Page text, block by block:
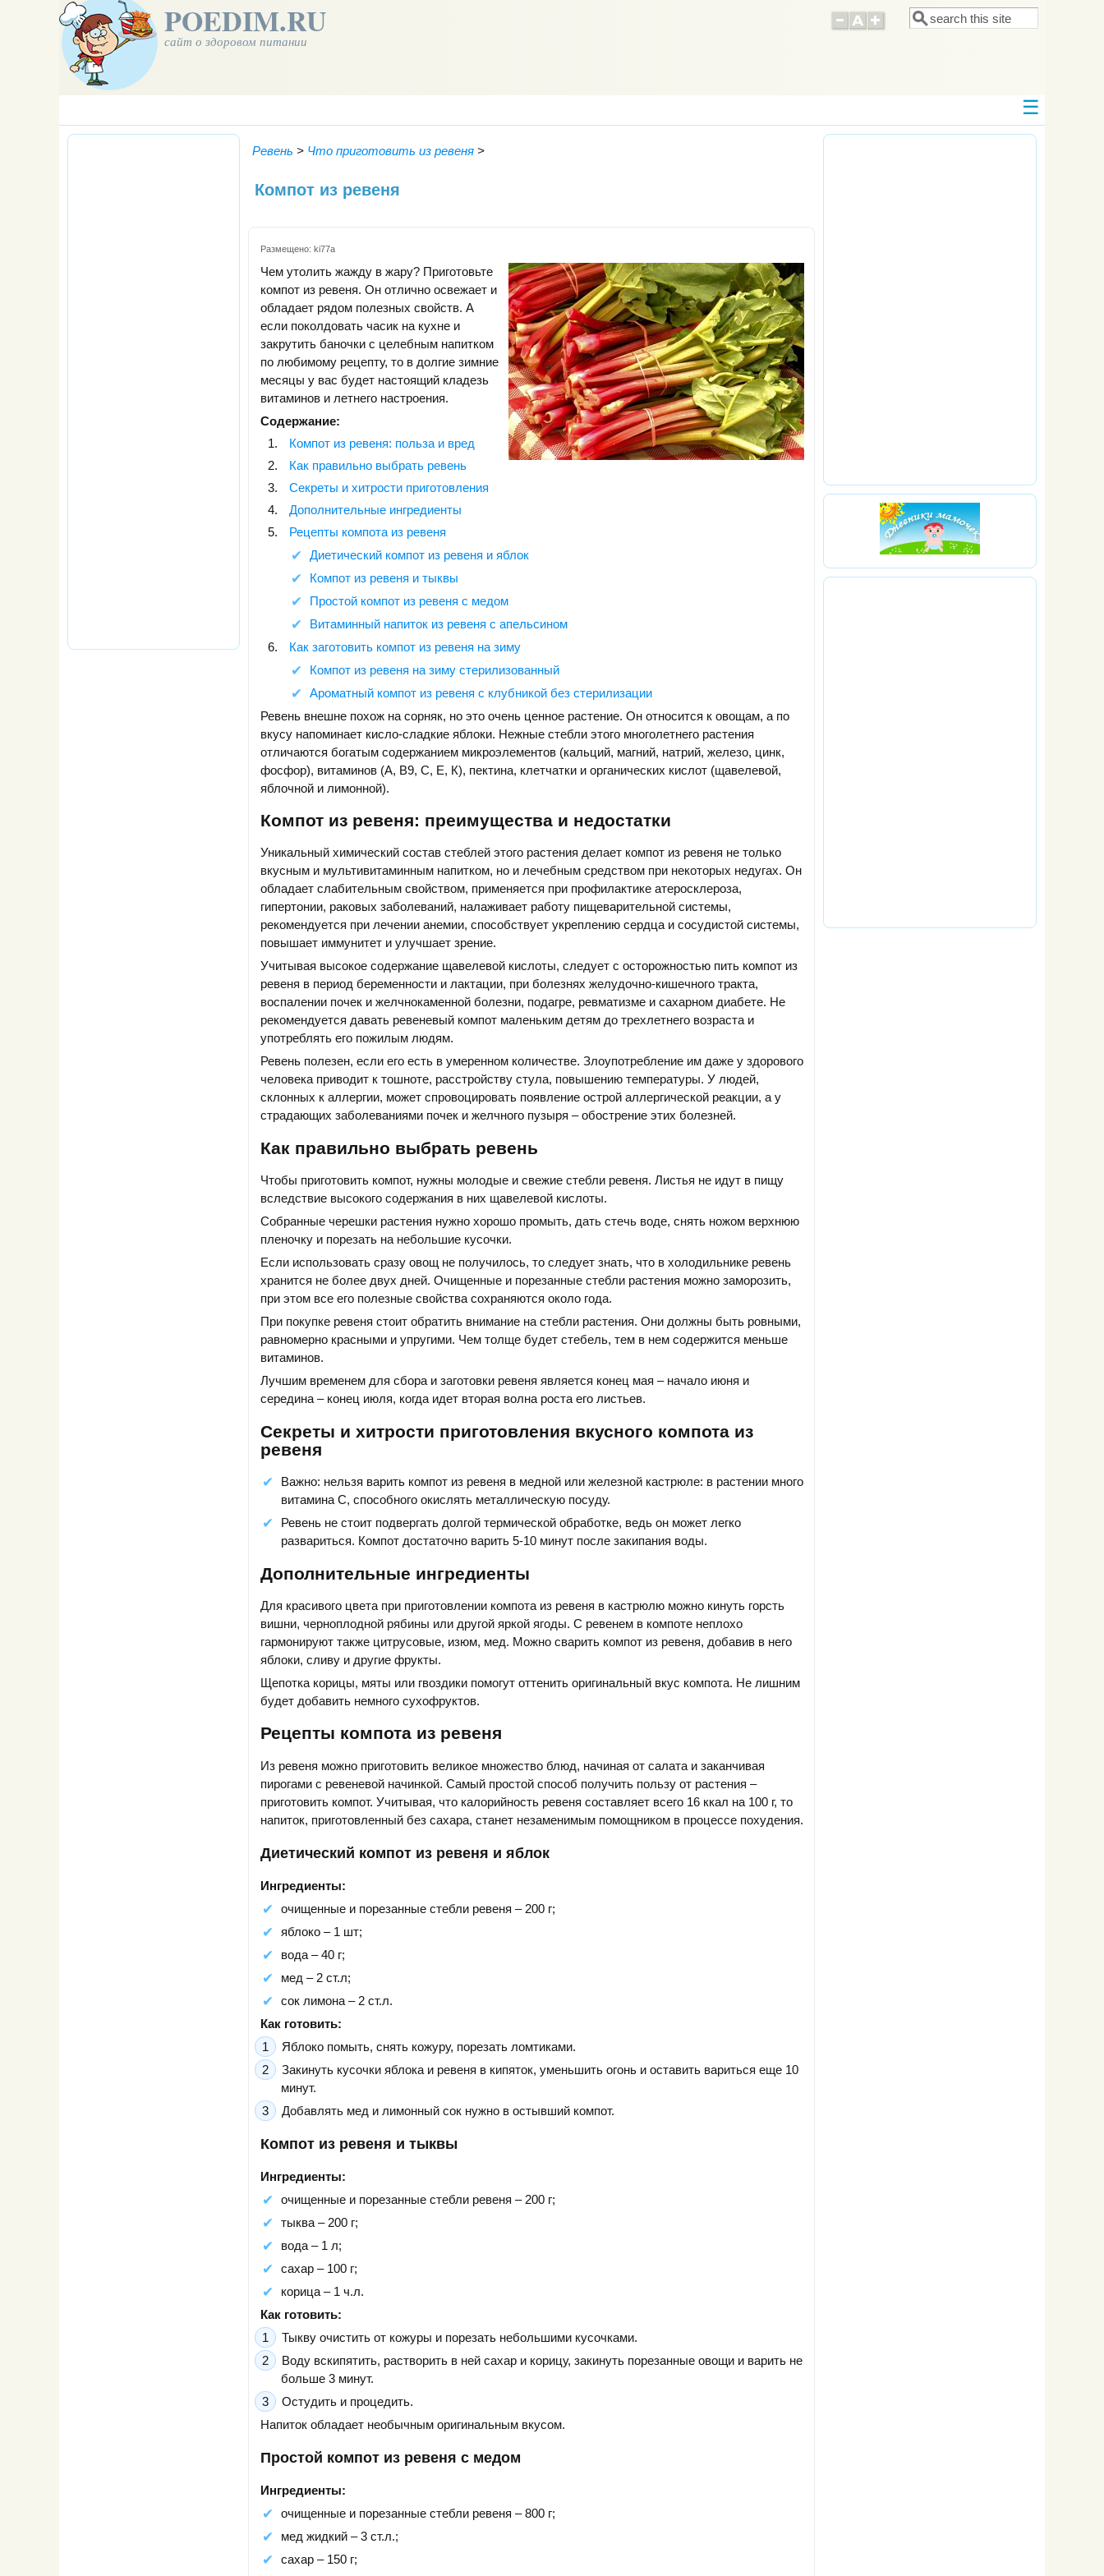
POEDIM.RU
сайт о здоровом питании
Форма поиска
Поиск
Ревень > Что приготовить из ревеня >
Компот из ревеня
Размещено: ki77a
Чем утолить жажду в жару? Приготовьте
компот из ревеня. Он отлично освежает и
обладает рядом полезных свойств. А
если поколдовать часик на кухне и
закрутить баночки с целебным напитком
по любимому рецепту, то в долгие зимние
месяцы у вас будет настоящий кладезь
витаминов и летнего настроения.
Содержание:
Компот из ревеня: польза и вред
Как правильно выбрать ревень
Секреты и хитрости приготовления
Дополнительные ингредиенты
Рецепты компота из ревеня
Диетический компот из ревеня и яблок
Компот из ревеня и тыквы
Простой компот из ревеня с медом
Витаминный напиток из ревеня с апельсином
Как заготовить компот из ревеня на зиму
Компот из ревеня на зиму стерилизованный
Ароматный компот из ревеня с клубникой без стерилизации
Ревень внешне похож на сорняк, но это очень ценное растение. Он относится к овощам, а по
вкусу напоминает кисло-сладкие яблоки. Нежные стебли этого многолетнего растения
отличаются богатым содержанием микроэлементов (кальций, магний, натрий, железо, цинк,
фосфор), витаминов (А, В9, С, Е, К), пектина, клетчатки и органических кислот (щавелевой,
яблочной и лимонной).
Компот из ревеня: преимущества и недостатки
Уникальный химический состав стеблей этого растения делает компот из ревеня не только
вкусным и мультивитаминным напитком, но и лечебным средством при некоторых недугах. Он
обладает слабительным свойством, применяется при профилактике атеросклероза,
гипертонии, раковых заболеваний, налаживает работу пищеварительной системы,
рекомендуется при лечении анемии, способствует укреплению сердца и сосудистой системы,
повышает иммунитет и улучшает зрение.
Учитывая высокое содержание щавелевой кислоты, следует с осторожностью пить компот из
ревеня в период беременности и лактации, при болезнях желудочно-кишечного тракта,
воспалении почек и желчнокаменной болезни, подагре, ревматизме и сахарном диабете. Не
рекомендуется давать ревеневый компот маленьким детям до трехлетнего возраста и
употреблять его пожилым людям.
Ревень полезен, если его есть в умеренном количестве. Злоупотребление им даже у здорового
человека приводит к тошноте, расстройству стула, повышению температуры. У людей,
склонных к аллергии, может спровоцировать появление острой аллергической реакции, а у
страдающих заболеваниями почек и желчного пузыря – обострение этих болезней.
Как правильно выбрать ревень
Чтобы приготовить компот, нужны молодые и свежие стебли ревеня. Листья не идут в пищу
вследствие высокого содержания в них щавелевой кислоты.
Собранные черешки растения нужно хорошо промыть, дать стечь воде, снять ножом верхнюю
пленочку и порезать на небольшие кусочки.
Если использовать сразу овощ не получилось, то следует знать, что в холодильнике ревень
хранится не более двух дней. Очищенные и порезанные стебли растения можно заморозить,
при этом все его полезные свойства сохраняются около года.
При покупке ревеня стоит обратить внимание на стебли растения. Они должны быть ровными,
равномерно красными и упругими. Чем толще будет стебель, тем в нем содержится меньше
витаминов.
Лучшим временем для сбора и заготовки ревеня является конец мая – начало июня и
середина – конец июля, когда идет вторая волна роста его листьев.
Секреты и хитрости приготовления вкусного компота из
ревеня
Важно: нельзя варить компот из ревеня в медной или железной кастрюле: в растении много
витамина С, способного окислять металлическую посуду.
Ревень не стоит подвергать долгой термической обработке, ведь он может легко
развариться. Компот достаточно варить 5-10 минут после закипания воды.
Дополнительные ингредиенты
Для красивого цвета при приготовлении компота из ревеня в кастрюлю можно кинуть горсть
вишни, черноплодной рябины или другой яркой ягоды. С ревенем в компоте неплохо
гармонируют также цитрусовые, изюм, мед. Можно сварить компот из ревеня, добавив в него
яблоки, сливу и другие фрукты.
Щепотка корицы, мяты или гвоздики помогут оттенить оригинальный вкус компота. Не лишним
будет добавить немного сухофруктов.
Рецепты компота из ревеня
Из ревеня можно приготовить великое множество блюд, начиная от салата и заканчивая
пирогами с ревеневой начинкой. Самый простой способ получить пользу от растения –
приготовить компот. Учитывая, что калорийность ревеня составляет всего 16 ккал на 100 г, то
напиток, приготовленный без сахара, станет незаменимым помощником в процессе похудения.
Диетический компот из ревеня и яблок
Ингредиенты:
очищенные и порезанные стебли ревеня – 200 г;
яблоко – 1 шт;
вода – 40 г;
мед – 2 ст.л;
сок лимона – 2 ст.л.
Как готовить:
Яблоко помыть, снять кожуру, порезать ломтиками.
Закинуть кусочки яблока и ревеня в кипяток, уменьшить огонь и оставить вариться еще 10
минут.
Добавлять мед и лимонный сок нужно в остывший компот.
Компот из ревеня и тыквы
Ингредиенты:
очищенные и порезанные стебли ревеня – 200 г;
тыква – 200 г;
вода – 1 л;
сахар – 100 г;
корица – 1 ч.л.
Как готовить:
Тыкву очистить от кожуры и порезать небольшими кусочками.
Воду вскипятить, растворить в ней сахар и корицу, закинуть порезанные овощи и варить не
больше 3 минут.
Остудить и процедить.
Напиток обладает необычным оригинальным вкусом.
Простой компот из ревеня с медом
Ингредиенты:
очищенные и порезанные стебли ревеня – 800 г;
мед жидкий – 3 ст.л.;
сахар – 150 г;